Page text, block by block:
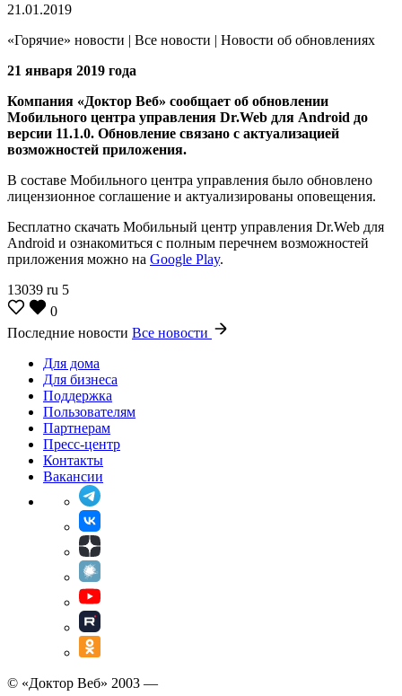
21.01.2019
«Горячие» новости | Все новости | Новости об обновлениях
21 января 2019 года
Компания «Доктор Веб» сообщает об обновлении
Мобильного центра управления Dr.Web для Android до
версии 11.1.0. Обновление связано с актуализацией
возможностей приложения.
В составе Мобильного центра управления было обновлено
лицензионное соглашение и актуализированы оповещения.
Бесплатно скачать Мобильный центр управления Dr.Web для
Android и ознакомиться с полным перечнем возможностей
приложения можно на Google Play.
13039 ru 5
0
Последние новости Все новости
Для дома
Для бизнеса
Поддержка
Пользователям
Партнерам
Пресс-центр
Контакты
Вакансии
© «Доктор Веб» 2003 —